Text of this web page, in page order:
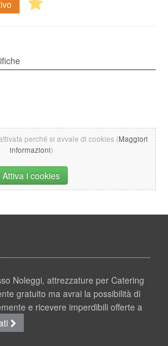
perché si avvale di cookies (Maggiori
informazioni)
Attiva i cookies
Noleggi, attrezzature per Catering
gratuito ma avrai la possibilità di
e ricevere imperdibili offerte a